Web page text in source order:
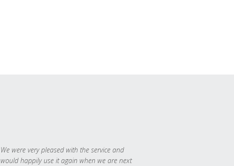
We were very pleased with the service and
would happily use it again when we are next